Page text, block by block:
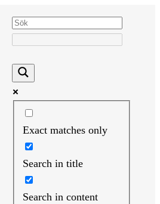
Exact matches only
Search in title
Search in content